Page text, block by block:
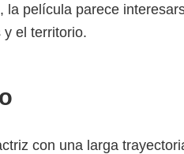
película parece
el territorio.
con una larga